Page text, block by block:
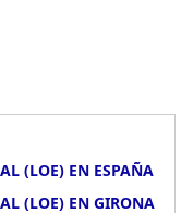
(LOE) EN ESPAÑA
(LOE) EN GIRONA